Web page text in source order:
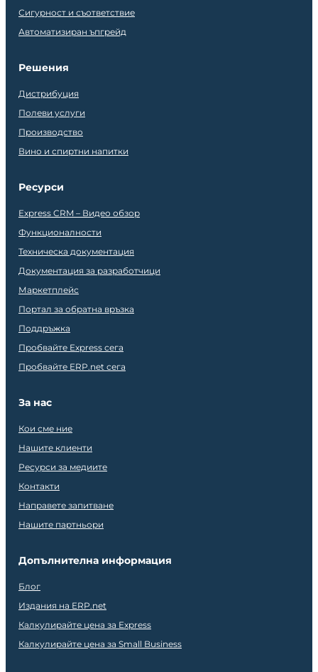
Сигурност и съответствие
Автоматизиран ъпгрейд
Решения
Дистрибуция
Полеви услуги
Производство
Вино и спиртни напитки
Ресурси
Express CRM – Видео обзор
Функционалности
Техническа документация
Документация за разработчици
Маркетплейс
Портал за обратна връзка
Поддръжка
Пробвайте Express сега
Пробвайте ERP.net сега
За нас
Кои сме ние
Нашите клиенти
Ресурси за медиите
Контакти
Направете запитване
Нашите партньори
Допълнителна информация
Блог
Издания на ERP.net
Калкулирайте цена за Express
Калкулирайте цена за Small Business